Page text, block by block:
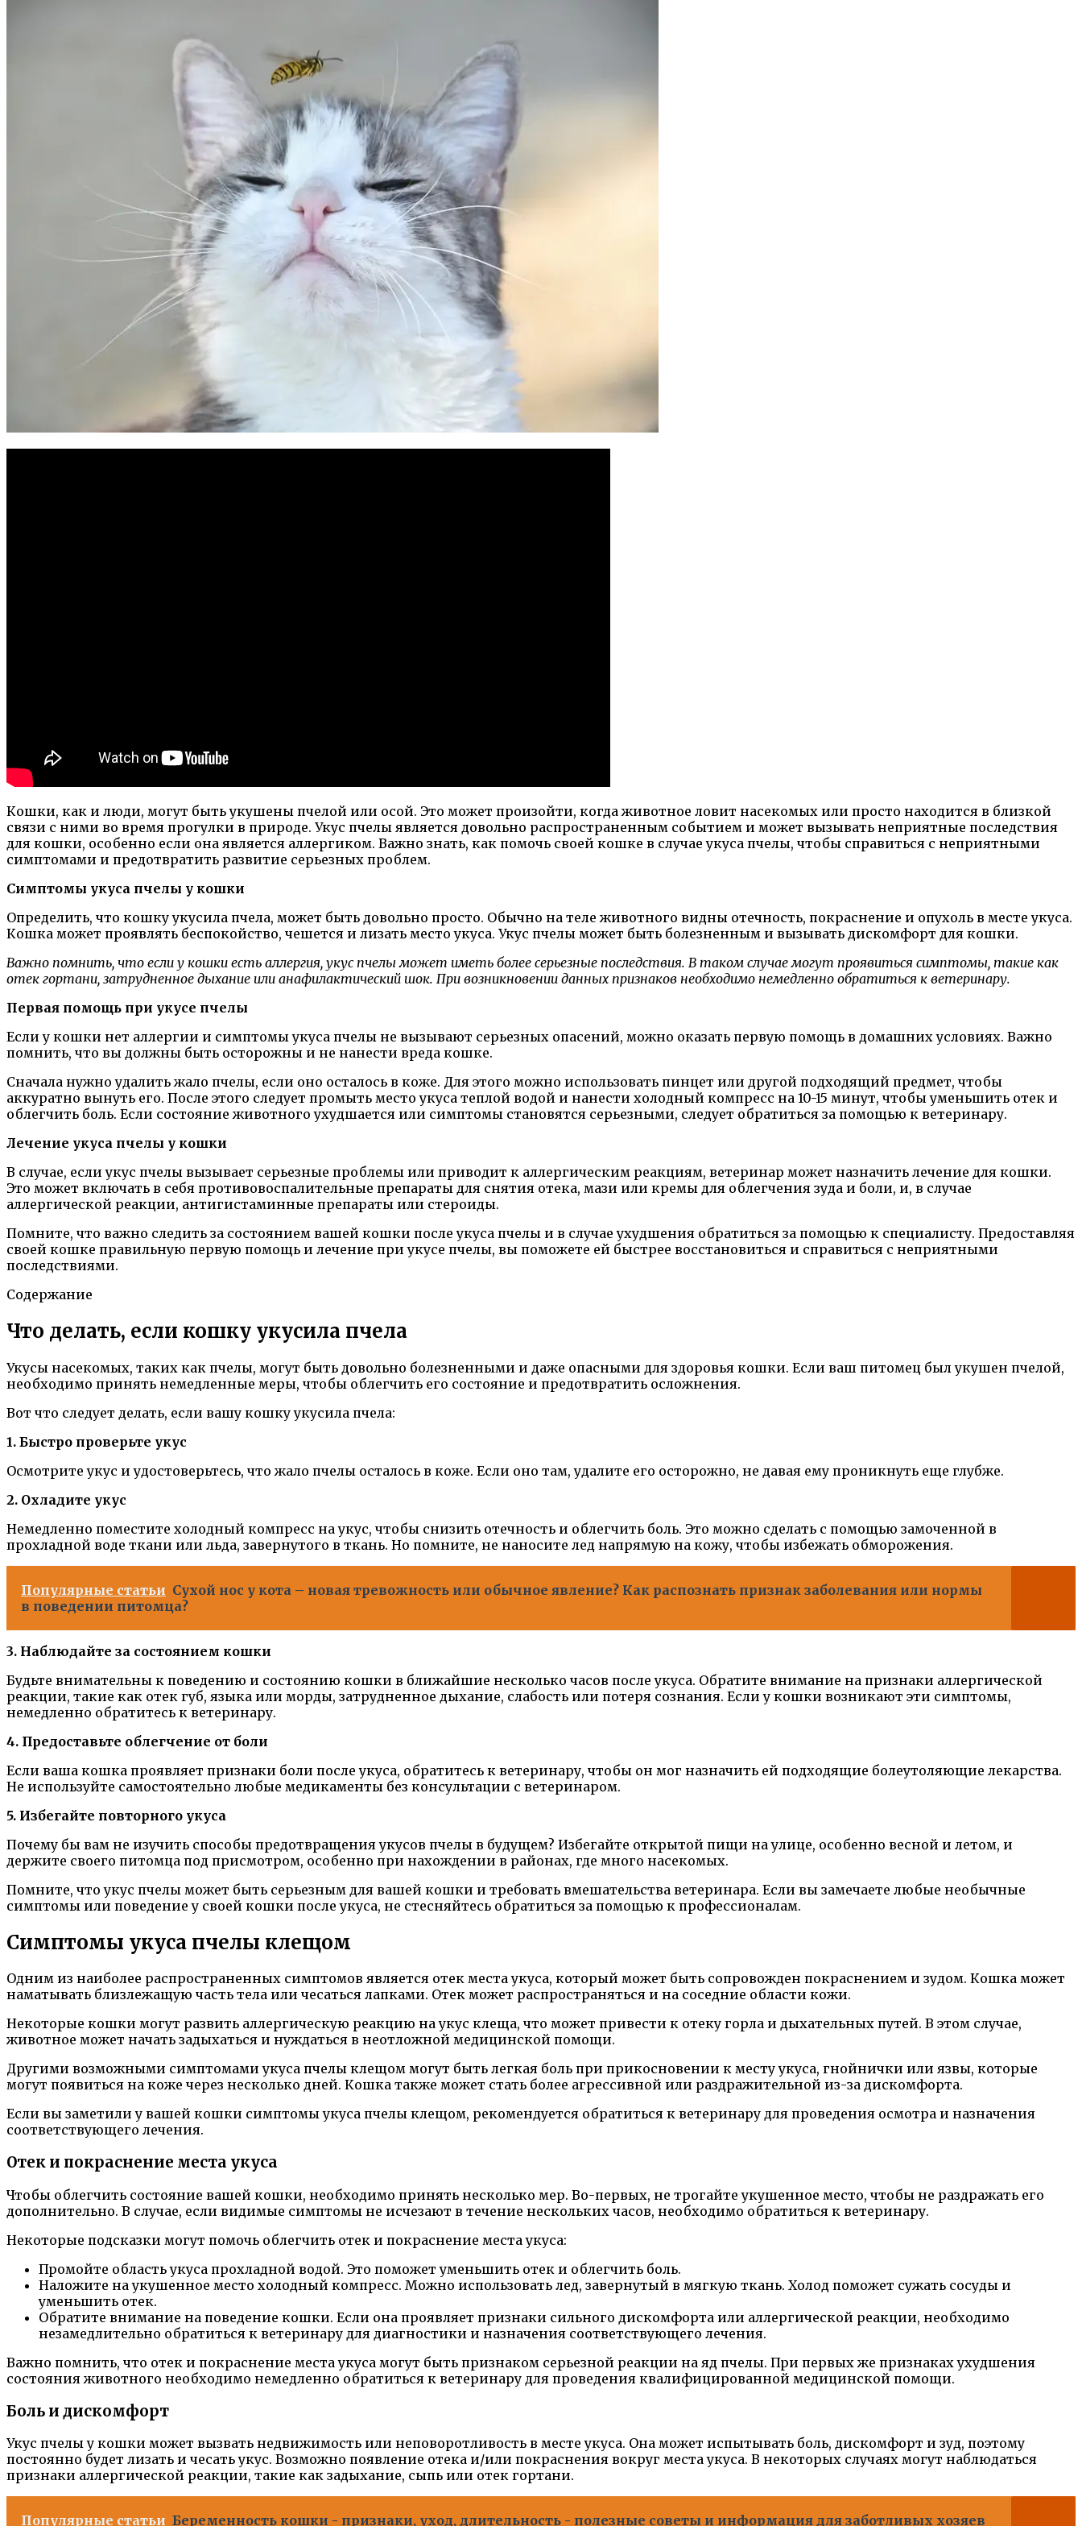
Кошки, как и люди, могут быть укушены пчелой или осой. Это может произойти, когда животное ловит насекомых или просто находится в близкой
связи с ними во время прогулки в природе. Укус пчелы является довольно распространенным событием и может вызывать неприятные последствия
для кошки, особенно если она является аллергиком. Важно знать, как помочь своей кошке в случае укуса пчелы, чтобы справиться с неприятными
симптомами и предотвратить развитие серьезных проблем.
Симптомы укуса пчелы у кошки
Определить, что кошку укусила пчела, может быть довольно просто. Обычно на теле животного видны отечность, покраснение и опухоль в месте укуса.
Кошка может проявлять беспокойство, чешется и лизать место укуса. Укус пчелы может быть болезненным и вызывать дискомфорт для кошки.
Важно помнить, что если у кошки есть аллергия, укус пчелы может иметь более серьезные последствия. В таком случае могут проявиться симптомы, такие как
отек гортани, затрудненное дыхание или анафилактический шок. При возникновении данных признаков необходимо немедленно обратиться к ветеринару.
Первая помощь при укусе пчелы
Если у кошки нет аллергии и симптомы укуса пчелы не вызывают серьезных опасений, можно оказать первую помощь в домашних условиях. Важно
помнить, что вы должны быть осторожны и не нанести вреда кошке.
Сначала нужно удалить жало пчелы, если оно осталось в коже. Для этого можно использовать пинцет или другой подходящий предмет, чтобы
аккуратно вынуть его. После этого следует промыть место укуса теплой водой и нанести холодный компресс на 10-15 минут, чтобы уменьшить отек и
облегчить боль. Если состояние животного ухудшается или симптомы становятся серьезными, следует обратиться за помощью к ветеринару.
Лечение укуса пчелы у кошки
В случае, если укус пчелы вызывает серьезные проблемы или приводит к аллергическим реакциям, ветеринар может назначить лечение для кошки.
Это может включать в себя противовоспалительные препараты для снятия отека, мази или кремы для облегчения зуда и боли, и, в случае
аллергической реакции, антигистаминные препараты или стероиды.
Помните, что важно следить за состоянием вашей кошки после укуса пчелы и в случае ухудшения обратиться за помощью к специалисту. Предоставляя
своей кошке правильную первую помощь и лечение при укусе пчелы, вы поможете ей быстрее восстановиться и справиться с неприятными
последствиями.
Содержание
Что делать, если кошку укусила пчела
Укусы насекомых, таких как пчелы, могут быть довольно болезненными и даже опасными для здоровья кошки. Если ваш питомец был укушен пчелой,
необходимо принять немедленные меры, чтобы облегчить его состояние и предотвратить осложнения.
Вот что следует делать, если вашу кошку укусила пчела:
1. Быстро проверьте укус
Осмотрите укус и удостоверьтесь, что жало пчелы осталось в коже. Если оно там, удалите его осторожно, не давая ему проникнуть еще глубже.
2. Охладите укус
Немедленно поместите холодный компресс на укус, чтобы снизить отечность и облегчить боль. Это можно сделать с помощью замоченной в
прохладной воде ткани или льда, завернутого в ткань. Но помните, не наносите лед напрямую на кожу, чтобы избежать обморожения.
Популярные статьи Сухой нос у кота – новая тревожность или обычное явление? Как распознать признак заболевания или нормы
в поведении питомца?
3. Наблюдайте за состоянием кошки
Будьте внимательны к поведению и состоянию кошки в ближайшие несколько часов после укуса. Обратите внимание на признаки аллергической
реакции, такие как отек губ, языка или морды, затрудненное дыхание, слабость или потеря сознания. Если у кошки возникают эти симптомы,
немедленно обратитесь к ветеринару.
4. Предоставьте облегчение от боли
Если ваша кошка проявляет признаки боли после укуса, обратитесь к ветеринару, чтобы он мог назначить ей подходящие болеутоляющие лекарства.
Не используйте самостоятельно любые медикаменты без консультации с ветеринаром.
5. Избегайте повторного укуса
Почему бы вам не изучить способы предотвращения укусов пчелы в будущем? Избегайте открытой пищи на улице, особенно весной и летом, и
держите своего питомца под присмотром, особенно при нахождении в районах, где много насекомых.
Помните, что укус пчелы может быть серьезным для вашей кошки и требовать вмешательства ветеринара. Если вы замечаете любые необычные
симптомы или поведение у своей кошки после укуса, не стесняйтесь обратиться за помощью к профессионалам.
Симптомы укуса пчелы клещом
Одним из наиболее распространенных симптомов является отек места укуса, который может быть сопровожден покраснением и зудом. Кошка может
наматывать близлежащую часть тела или чесаться лапками. Отек может распространяться и на соседние области кожи.
Некоторые кошки могут развить аллергическую реакцию на укус клеща, что может привести к отеку горла и дыхательных путей. В этом случае,
животное может начать задыхаться и нуждаться в неотложной медицинской помощи.
Другими возможными симптомами укуса пчелы клещом могут быть легкая боль при прикосновении к месту укуса, гнойнички или язвы, которые
могут появиться на коже через несколько дней. Кошка также может стать более агрессивной или раздражительной из-за дискомфорта.
Если вы заметили у вашей кошки симптомы укуса пчелы клещом, рекомендуется обратиться к ветеринару для проведения осмотра и назначения
соответствующего лечения.
Отек и покраснение места укуса
Чтобы облегчить состояние вашей кошки, необходимо принять несколько мер. Во-первых, не трогайте укушенное место, чтобы не раздражать его
дополнительно. В случае, если видимые симптомы не исчезают в течение нескольких часов, необходимо обратиться к ветеринару.
Некоторые подсказки могут помочь облегчить отек и покраснение места укуса:
Промойте область укуса прохладной водой. Это поможет уменьшить отек и облегчить боль.
Наложите на укушенное место холодный компресс. Можно использовать лед, завернутый в мягкую ткань. Холод поможет сужать сосуды и
уменьшить отек.
Обратите внимание на поведение кошки. Если она проявляет признаки сильного дискомфорта или аллергической реакции, необходимо
незамедлительно обратиться к ветеринару для диагностики и назначения соответствующего лечения.
Важно помнить, что отек и покраснение места укуса могут быть признаком серьезной реакции на яд пчелы. При первых же признаках ухудшения
состояния животного необходимо немедленно обратиться к ветеринару для проведения квалифицированной медицинской помощи.
Боль и дискомфорт
Укус пчелы у кошки может вызвать недвижимость или неповоротливость в месте укуса. Она может испытывать боль, дискомфорт и зуд, поэтому
постоянно будет лизать и чесать укус. Возможно появление отека и/или покраснения вокруг места укуса. В некоторых случаях могут наблюдаться
признаки аллергической реакции, такие как задыхание, сыпь или отек гортани.
Популярные статьи Беременность кошки - признаки, уход, длительность - полезные советы и информация для заботливых хозяев